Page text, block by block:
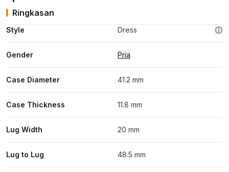
Ringkasan
Style Dress
Gender Pria
Case Diameter 41.2 mm
Case Thickness 11.8 mm
Lug Width 20 mm
Lug to Lug 48.5 mm